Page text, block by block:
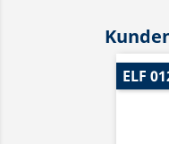
ELF